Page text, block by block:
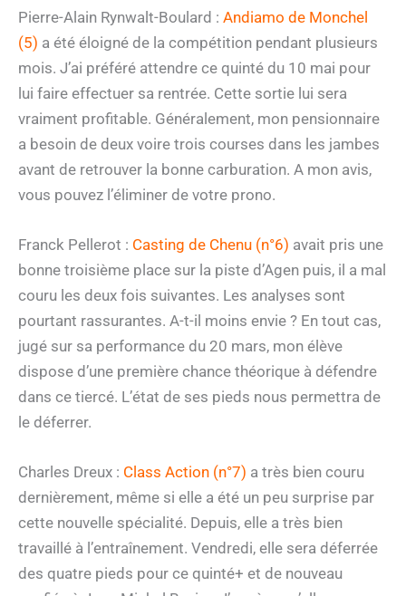
Pierre-Alain Rynwalt-Boulard : Andiamo de Monchel
(5) a été éloigné de la compétition pendant plusieurs
mois. J’ai préféré attendre ce quinté du 10 mai pour
lui faire effectuer sa rentrée. Cette sortie lui sera
vraiment profitable. Généralement, mon pensionnaire
a besoin de deux voire trois courses dans les jambes
avant de retrouver la bonne carburation. A mon avis,
vous pouvez l’éliminer de votre prono.
Franck Pellerot : Casting de Chenu (n°6) avait pris une
bonne troisième place sur la piste d’Agen puis, il a mal
couru les deux fois suivantes. Les analyses sont
pourtant rassurantes. A-t-il moins envie ? En tout cas,
jugé sur sa performance du 20 mars, mon élève
dispose d’une première chance théorique à défendre
dans ce tiercé. L’état de ses pieds nous permettra de
le déferrer.
Charles Dreux : Class Action (n°7) a très bien couru
dernièrement, même si elle a été un peu surprise par
cette nouvelle spécialité. Depuis, elle a très bien
travaillé à l’entraînement. Vendredi, elle sera déferrée
des quatre pieds pour ce quinté+ et de nouveau